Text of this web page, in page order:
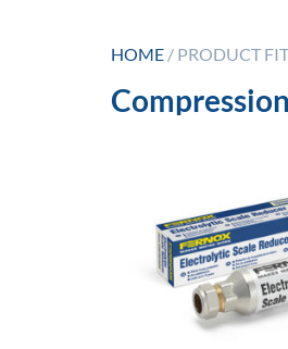
HOME / PRODUCT
Compression